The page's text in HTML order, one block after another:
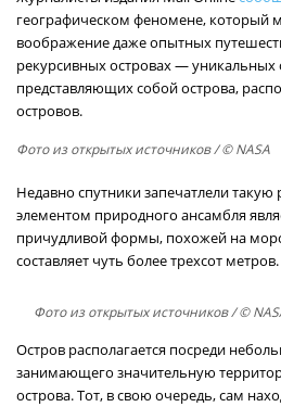
географическом феномене, который
воображение даже опытных
рекурсивных островах — уникальных
представляющих собой острова,
островов.
Фото из открытых источников/ © NASA
Недавно спутники запечатлели
элементом природного ансамбля
причудливой формы, похожей на
составляет чуть более трехсот метров.
Фото из открытых источников/ ©
Остров располагается посреди
занимающего значительную
острова. Тот, в свою очередь, сам